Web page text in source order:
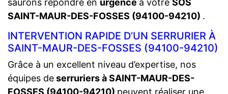
saurons répondre en urgence à votre SOS
SAINT-MAUR-DES-FOSSES (94100-94210) .
INTERVENTION RAPIDE D’UN SERRURIER À
SAINT-MAUR-DES-FOSSES (94100-94210)
Grâce à un excellent niveau d’expertise, nos
équipes deserruriers à SAINT-MAUR-DES-
FOSSES (94100-94210) peuvent réaliser une